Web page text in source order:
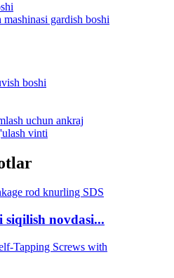
gardish boshi
boshi
uchun ankraj
vinti
novdasi...